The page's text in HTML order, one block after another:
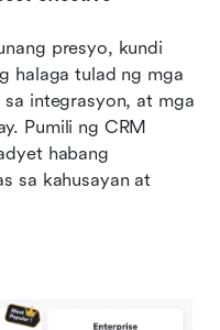
presyo, kundi
halaga tulad ng mga
integrasyon, at mga
Pumili ng CRM
habang
sa kahusayan at